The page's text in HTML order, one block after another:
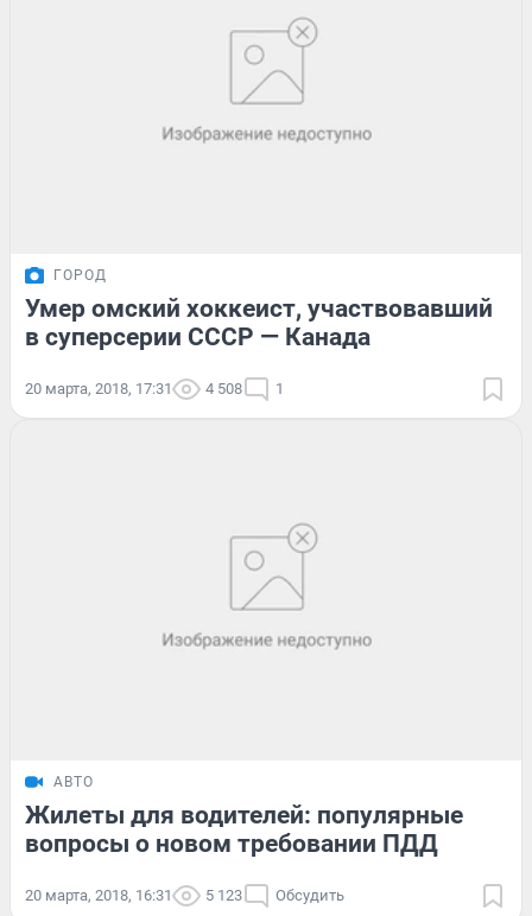
ГОРОД
Умер омский хоккеист, участвовавший
в суперсерии СССР — Канада
20 марта, 2018, 17:31 4 508 1
АВТО
Жилеты для водителей: популярные
вопросы о новом требовании ПДД
20 марта, 2018, 16:31 5 123 Обсудить